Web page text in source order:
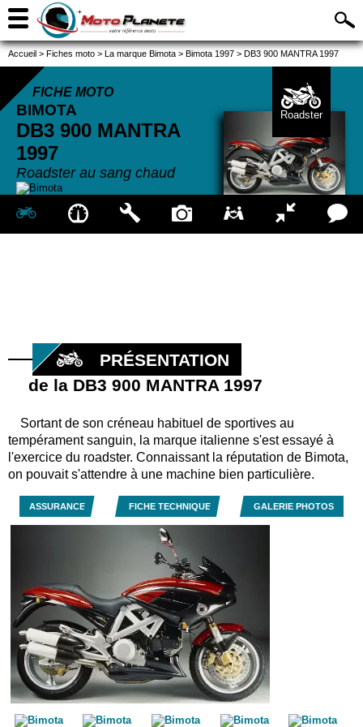
Accueil > Fiches moto > La marque Bimota > Bimota 1997 > DB3 900 MANTRA 1997
FICHE MOTO
BIMOTA
DB3 900 MANTRA
1997
Roadster au sang chaud
Roadster
PRÉSENTATION
de la DB3 900 MANTRA 1997
Sortant de son créneau habituel de sportives au
tempérament sanguin, la marque italienne s'est essayé à
l'exercice du roadster. Connaissant la réputation de Bimota,
on pouvait s'attendre à une machine bien particulière.
ASSURANCE FICHE TECHNIQUE GALERIE PHOTOS